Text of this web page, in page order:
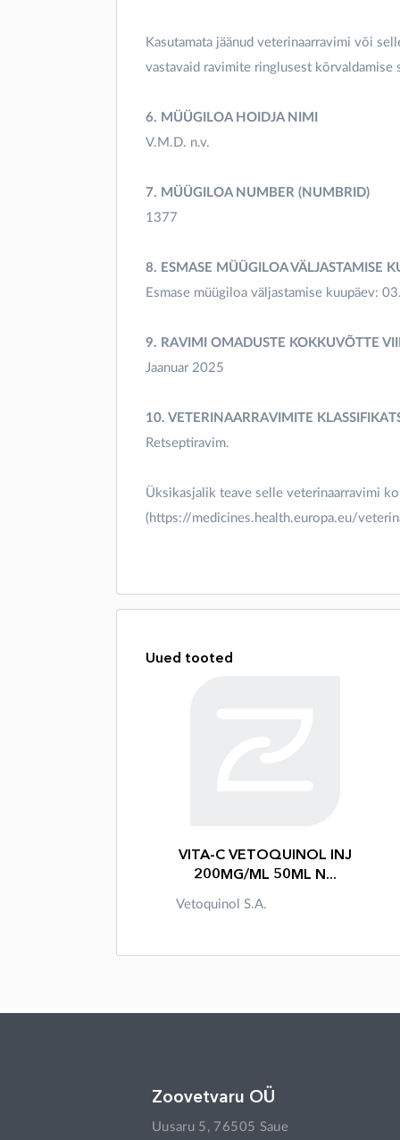
Kasutamata jäänud veterinaarravimi või
vastavaid ravimite ringlusest
6. MÜÜGILOA HOIDJA NIMI
V.M.D. n.v.
7. MÜÜGILOA NUMBER (NUMBRID)
1377
8. ESMASE MÜÜGILOA VÄLJASTAMISE
Esmase müügiloa väljastamise kuupäev:
9. RAVIMI OMADUSTE KOKKUVÕTTE
Jaanuar 2025
10. VETERINAARRAVIMITE
Retseptiravim.
Üksikasjalik teave selle veterinaarravimi
(https://medicines.health.europa.eu/
Uued tooted
VITA-C VETOQUINOL INJ
200MG/ML 50ML N...
Vetoquinol S.A.
Zoovetvaru OÜ
Uusaru 5, 76505 Saue